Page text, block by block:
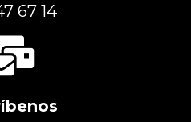
67 14